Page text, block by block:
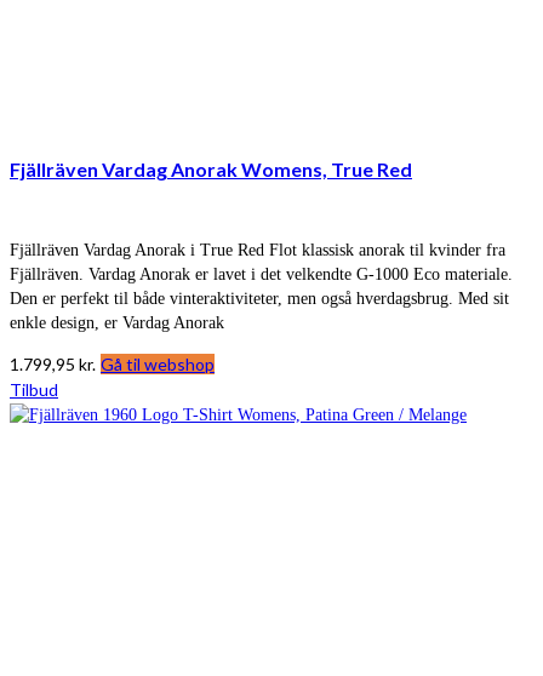
Fjällräven Vardag Anorak Womens, True Red
Fjällräven Vardag Anorak i True Red Flot klassisk anorak til kvinder fra
Fjällräven. Vardag Anorak er lavet i det velkendte G-1000 Eco materiale.
Den er perfekt til både vinteraktiviteter, men også hverdagsbrug. Med sit
enkle design, er Vardag Anorak
1.799,95 kr. Gå til webshop
Tilbud